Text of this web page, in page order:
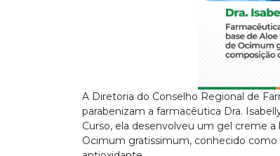
A Diretoria do Conselho Regional de
parabenizam a farmacêutica Dra.
Curso, ela desenvolveu um gel creme a
Ocimum gratissimum, conhecido